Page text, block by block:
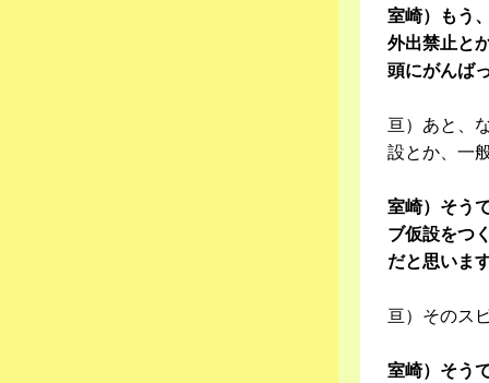
室崎）もう
外出禁止と
頭にがんば
亘）あと、
設とか、一
室崎）そう
ブ仮設をつ
だと思いま
亘）そのス
室崎）そう